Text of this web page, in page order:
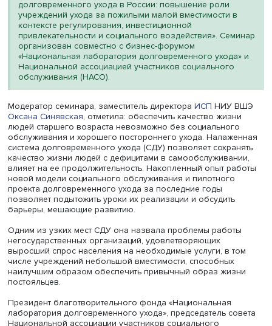
Научный центр мирового уровня «Центр
междисциплинарных исследований человеческого
потенциала» иИнститут социальной политики
провели научный семинар «Развитие системы
долговременного ухода в России: повышение роли
привлекательности и социального воздействия».
организован совместно с бизнес-форумом
«Национальная лаборатория долговременного
Национальной ассоциацией участников социального
обслуживания (НАСО).
Модератор семинара, заместитель директора
Оксана Синявская, отметила: обеспечить качество
людей старшего возраста невозможно без
обслуживания и хорошего постороннего ухода.
система долговременного ухода (СДУ) позволяет
качество жизни людей с дефицитами в
влияет на ее продолжительность. Накопленный опыт
новой модели социального обслуживания и пилотного
проекта долговременного ухода за последние годы
позволяет подытожить уроки их реализации и обсудить
барьеры, мешающие развитию.